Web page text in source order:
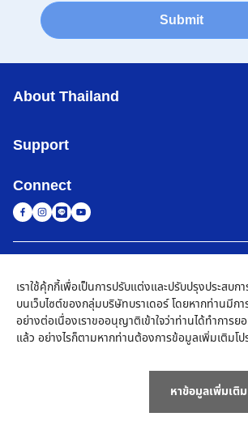
Submit
About Thailand
Support
Connect
นโยบายความเป็นส่วนตัว เงื่อนไขการใช้งาน แผนผังเว็บ
©2026BROTHER COMMERCIAL
Reserved
เราใช้คุ้กกี้เพื่อเป็นการปรับแต่งและปรับปรุงประสบ
บนเว็บไซต์ของกลุ่มบริษัทบราเดอร์ โดยหากท่านมีกา
อย่างต่อเนื่องเราขออนุญาติเข้าใจว่าท่านได้ทำการย
แล้ว อย่างไรก็ตามหากท่านต้องการข้อมูลเพิ่มเติมโป
หาข้อมูลเพิ่มเติม